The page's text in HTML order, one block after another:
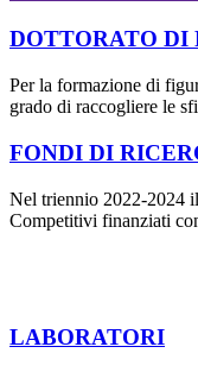
DOTTORATO DI
Per la formazione di
grado di raccogliere le
FONDI DI
Nel triennio 2022-2024
Competitivi finanziati
LABORATORI